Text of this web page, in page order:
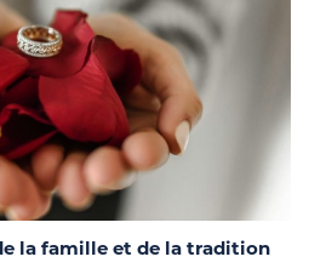
la famille et de la tradition